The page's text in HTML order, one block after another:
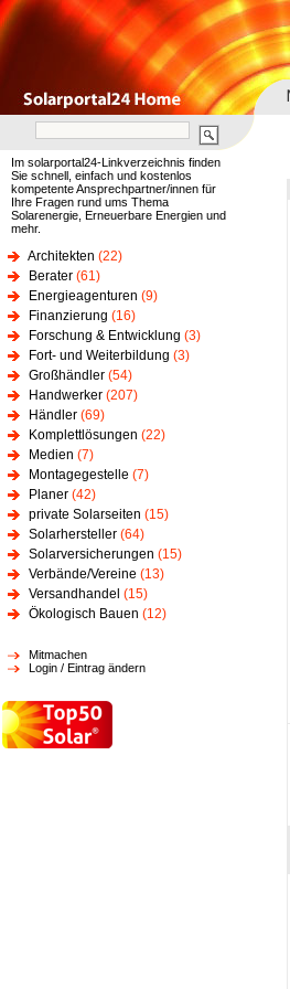
Im solarportal24-Linkverzeichnis finden
Sie schnell, einfach und kostenlos
kompetente Ansprechpartner/innen für
Ihre Fragen rund ums Thema
Solarenergie, Erneuerbare Energien und
mehr.
Architekten (22)
Berater (61)
Energieagenturen (9)
Finanzierung (16)
Forschung & Entwicklung (3)
Fort- und Weiterbildung (3)
Großhändler (54)
Handwerker (207)
Händler (69)
Komplettlösungen (22)
Medien (7)
Montagegestelle (7)
Planer (42)
private Solarseiten (15)
Solarhersteller (64)
Solarversicherungen (15)
Verbände/Vereine (13)
Versandhandel (15)
Ökologisch Bauen (12)
Mitmachen
Login / Eintrag ändern